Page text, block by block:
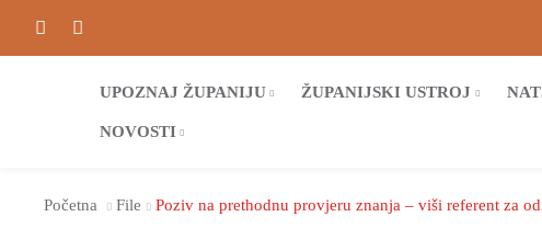
UPOZNAJ ŽUPANIJU ŽUPANIJSKI USTROJ
NOVOSTI
Početna File Poziv na prethodnu provjeru znanja – viši referent za